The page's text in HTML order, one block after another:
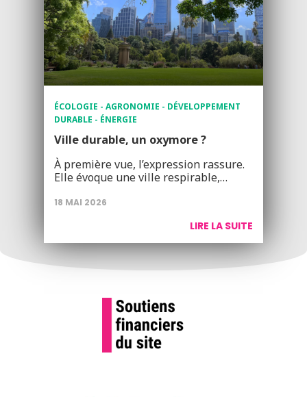
ÉCOLOGIE - AGRONOMIE - DÉVELOPPEMENT
DURABLE - ÉNERGIE
Ville durable, un oxymore ?
À première vue, l’expression rassure.
Elle évoque une ville respirable,…
18 MAI 2026
LIRE LA SUITE